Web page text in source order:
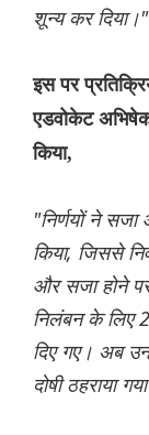
शून्य कर दिया।"
इस पर
एडवोकेट
किया,
"निर्णयों ने सजा
किया, जिससे
और सजा होने
निलंबन के लिए
दिए गए। अब
दोषी ठहराया